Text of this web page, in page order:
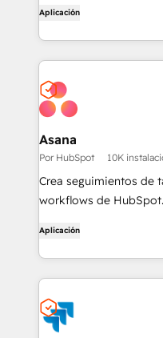
Aplicación
Asana
Por HubSpot 10K
Crea seguimientos de
workflows de HubSpot.
Aplicación